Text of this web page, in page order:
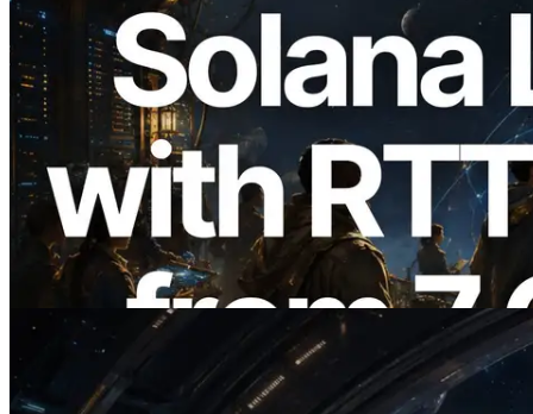
2026.08.05
ERPC expande a Solana Leader Slot API
com medição de ping a partir de 7 regiões
globais — Validators Information API
também lançada